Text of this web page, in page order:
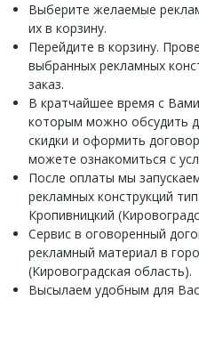
Выберите желаемые
их в корзину.
Перейдите в корзину.
выбранных рекламных
заказ.
В кратчайшее время с
которым можно обсудить
скидки и оформить
можете ознакомиться с
После оплаты мы
рекламных конструкций
Кропивницкий
Сервис в оговоренный
рекламный материал в
(Кировоградская область).
Высылаем удобным для